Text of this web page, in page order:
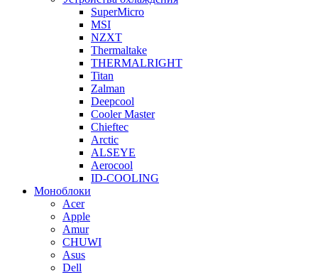
SuperMicro
MSI
NZXT
Thermaltake
THERMALRIGHT
Titan
Zalman
Deepcool
Cooler Master
Chieftec
Arctic
ALSEYE
Aerocool
ID-COOLING
Моноблоки
Acer
Apple
Amur
CHUWI
Asus
Dell